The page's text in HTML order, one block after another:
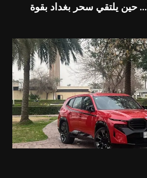
بي إم دبليو XM… حين يلتقي سحر بغداد بقوة